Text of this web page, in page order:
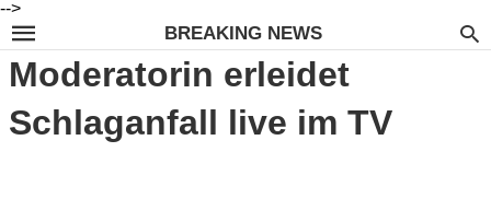
-->
BREAKING NEWS
Moderatorin erleidet
Schlaganfall live im TV